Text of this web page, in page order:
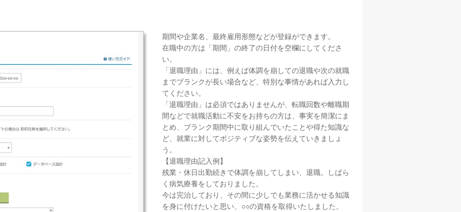
期間や企業名、最終雇用形態などが登録ができます。
在職中の方は「期間」の終了の日付を空欄にしてくださ
い。
「退職理由」には、例えば体調を崩しての退職や次の就職
までブランクが長い場合など、特別な事情があれば入力し
てください。
「退職理由」は必須ではありませんが、転職回数や離職期
間などで就職活動に不安をお持ちの方は、事実を簡潔にま
とめ、ブランク期間中に取り組んでいたことや得た知識な
ど、就業に対してポジティブな姿勢を伝えていきましょ
う。
【退職理由記入例】
残業・休日出勤続きで体調を崩してしまい、退職。しばら
く病気療養をしておりました。
今は完治しており、その間に少しでも業務に活かせる知識
を身に付けたいと思い、○○の資格を取得いたしました。